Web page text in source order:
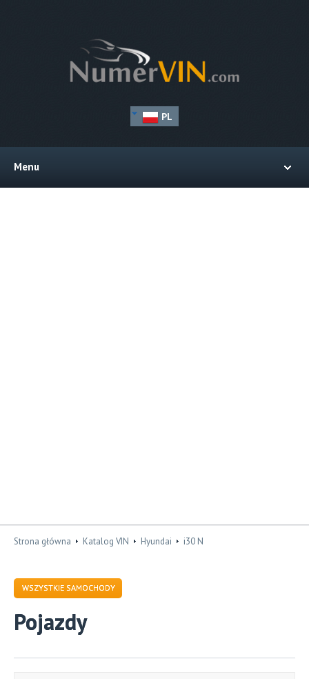
PL
Menu
Strona główna Katalog VIN Hyundai i30 N
WSZYSTKIE SAMOCHODY
Pojazdy